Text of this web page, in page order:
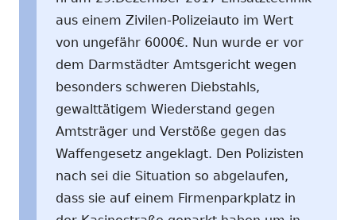
aus einem Zivilen-Polizeiauto im Wert
von ungefähr 6000€. Nun wurde er vor
dem Darmstädter Amtsgericht wegen
besonders schweren Diebstahls,
gewalttätigem Wiederstand gegen
Amtsträger und Verstöße gegen das
Waffengesetz angeklagt. Den Polizisten
nach sei die Situation so abgelaufen,
dass sie auf einem Firmenparkplatz in